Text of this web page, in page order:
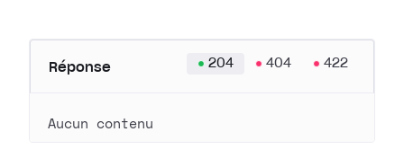
Réponse 204 404 422
Aucun contenu